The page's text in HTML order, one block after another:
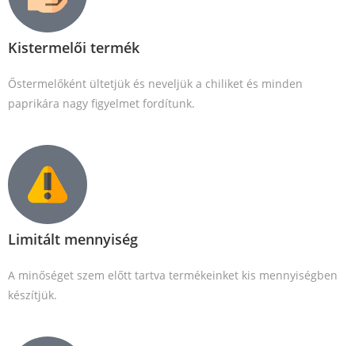
Kistermelői termék
Őstermelőként ültetjük és neveljük a chiliket és minden
paprikára nagy figyelmet fordítunk.
Limitált mennyiség
A minőséget szem előtt tartva termékeinket kis mennyiségben
készítjük.